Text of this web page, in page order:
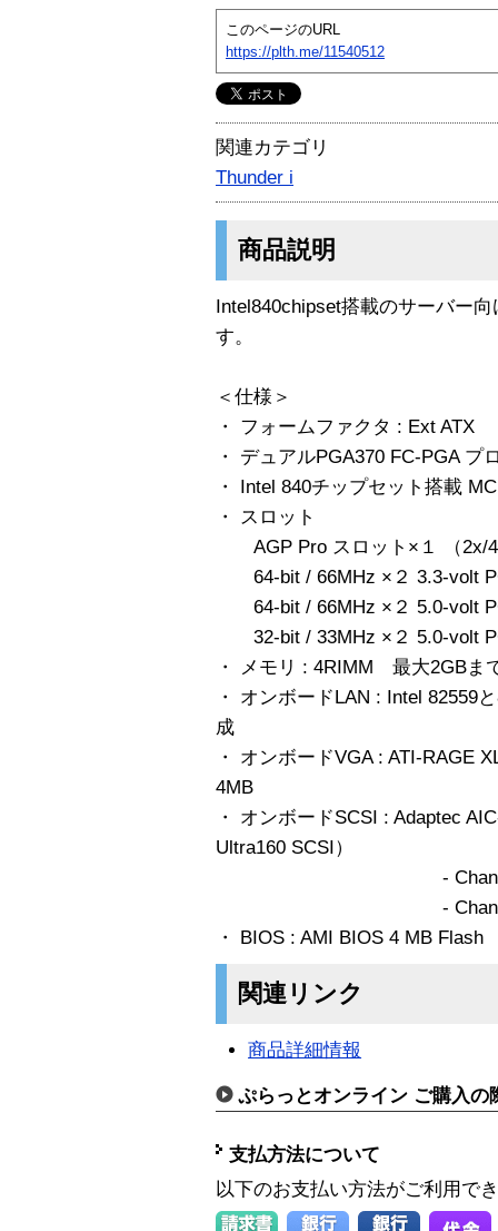
このページのURL
https://plth.me/11540512
関連カテゴリ
Thunder i
商品説明
Intel840chipset搭載のサーバー
す。
＜仕様＞
・ フォームファクタ : Ext ATX
・ デュアルPGA370 FC-PGA プ
・ Intel 840チップセット搭載
・ スロット
AGP Pro スロット×１ （2x/
64-bit / 66MHz ×２ 3.3-volt
64-bit / 66MHz ×２ 5.0-volt
32-bit / 33MHz ×２ 5.0-volt
・ メモリ : 4RIMM 最大2GBま
・ オンボードLAN : Intel 82559
成
・ オンボードVGA : ATI-
4MB
・ オンボードSCSI : Adaptec
Ultra160 SCSI）
- Channel A: 68-
- Channel B: 68-
・ BIOS : AMI BIOS 4 MB Flash
関連リンク
商品詳細情報
ぷらっとオンライン ご購入の
支払方法について
以下のお支払い方法がご利用で